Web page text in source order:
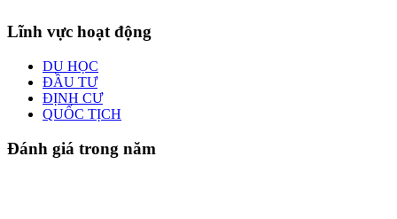
Lĩnh vực hoạt động
DU HỌC
ĐẦU TƯ
ĐỊNH CƯ
QUỐC TỊCH
Đánh giá trong năm